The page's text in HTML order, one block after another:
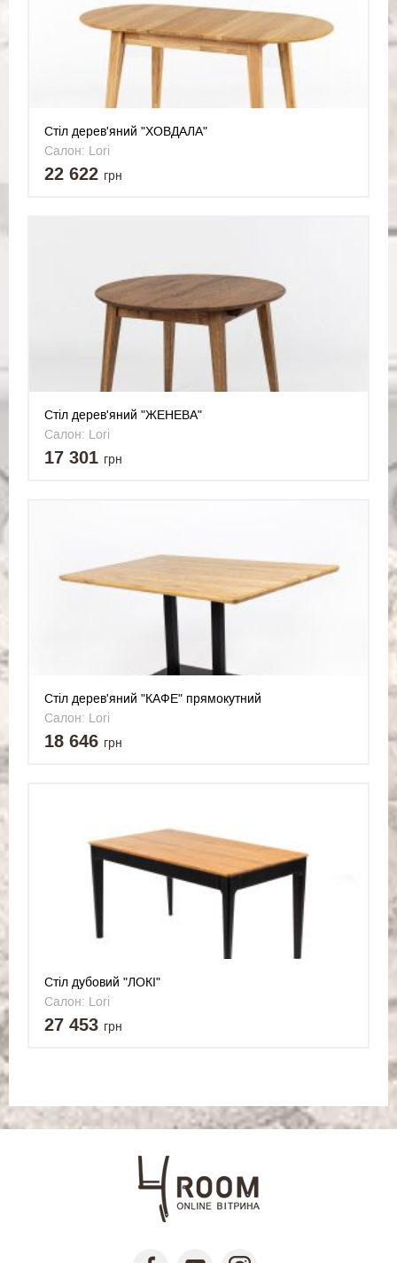
Стіл дерев'яний "ХОВДАЛА"
Салон: Lori
22 622 грн
Стіл дерев'яний "ЖЕНЕВА"
Салон: Lori
17 301 грн
Стіл дерев'яний "КАФЕ" прямокутний
Салон: Lori
18 646 грн
Стіл дубовий "ЛОКІ"
Салон: Lori
27 453 грн